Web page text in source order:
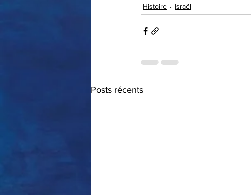
Histoire
Israël
Posts récents